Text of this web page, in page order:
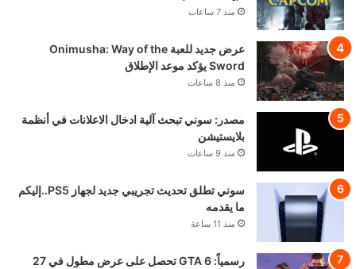
منذ 7 ساعات
عرض جديد للعبة Onimusha: Way of the
Sword يؤكد موعد الإطلاق
منذ 8 ساعات
مصدر: سوني تبحث آلية ادخال الاعلانات في أنظمة
بلايستيشن
منذ 9 ساعات
سوني تطلق تحديث تجريبي جديد لجهاز PS5..إليكم
ما يقدمه
منذ 11 ساعة
رسمياً: GTA 6 تحصل على عرض مطول في 27